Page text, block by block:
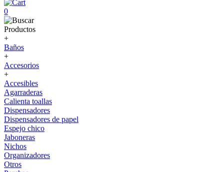
0
Productos
+
Baños
+
Accesorios
+
Accesibles
Agarraderas
Calienta toallas
Dispensadores
Dispensadores de papel
Espejo chico
Jaboneras
Nichos
Organizadores
Otros